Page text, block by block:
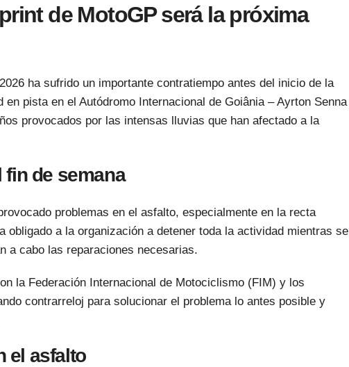
de MotoGP será la próxima
ha sufrido un importante contratiempo antes del inicio de la
pista en el Autódromo Internacional de Goiânia – Ayrton Senna
provocados por las intensas lluvias que han afectado a la
de semana
problemas en el asfalto, especialmente en la recta
obligado a la organización a detener toda la actividad mientras se
a cabo las reparaciones necesarias.
la Federación Internacional de Motociclismo (FIM) y los
contrarreloj para solucionar el problema lo antes posible y
el asfalto